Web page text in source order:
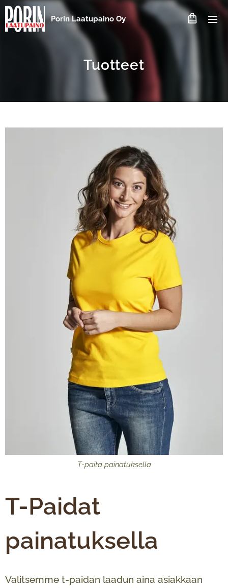
Porin Laatupaino Oy
Tuotteet
T-paita painatuksella
T-Paidat
painatuksella
Valitsemme t-paidan laadun aina asiakkaan